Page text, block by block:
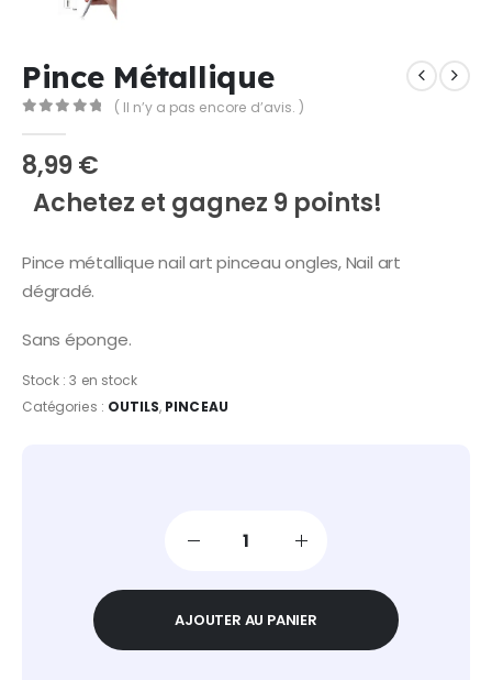
Pince Métallique
( Il n’y a pas encore d’avis. )
8,99€
Achetez et gagnez 9 points!
Pince métallique nail art pinceau ongles, Nail art
dégradé.
Sans éponge.
Stock :3 en stock
Catégories : OUTILS, PINCEAU
AJOUTER AU PANIER